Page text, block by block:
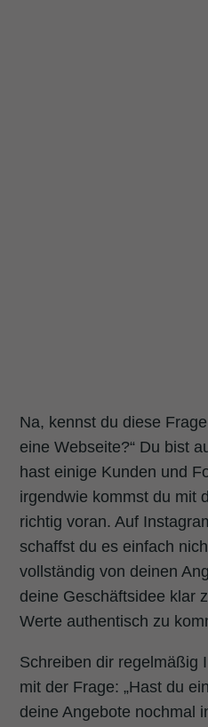
Na, kennst du diese
eine Webseite?“ Du bist
hast einige Kunden und
irgendwie kommst du mit
richtig voran. Auf
schaffst du es einfach
vollständig von deinen
deine Geschäftsidee klar
Werte authentisch zu
Schreiben dir regelmäßig
mit der Frage: „Hast du
deine Angebote nochmal